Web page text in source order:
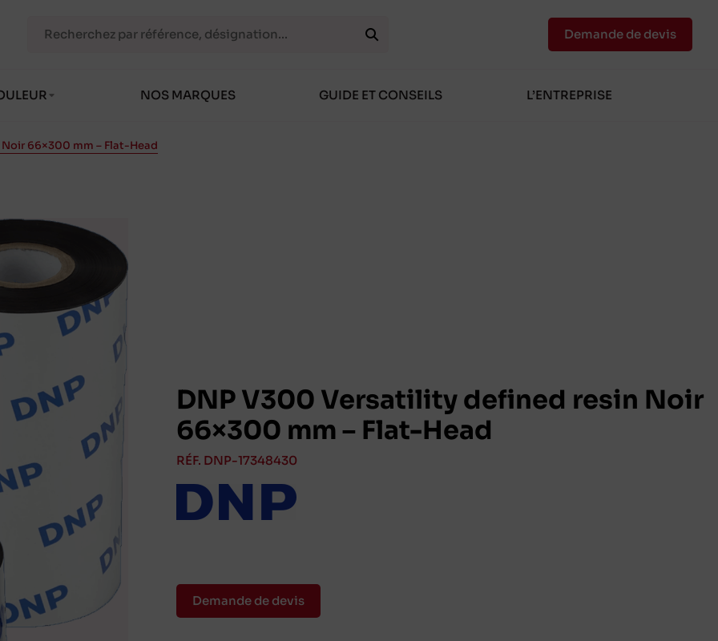
NOS MARQUES GUIDE ET CONSEILS L’ENTREPRISE
Demande de devis
66×300 mm – Flat-Head
DNP V300 Versatility defined resin Noir
66×300 mm – Flat-Head
RÉF. DNP-17348430
Demande de devis